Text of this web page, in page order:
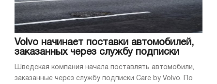
Volvo начинает поставки автомобилей,
заказанных через службу подписки
Шведская компания начала поставлять автомобили,
заказанные через службу подписки Care by Volvo. По